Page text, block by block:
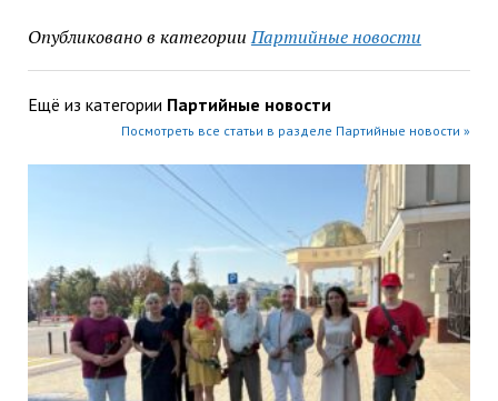
Опубликовано в категории Партийные новости
Ещё из категории Партийные новости
Посмотреть все статьи в разделе Партийные новости »